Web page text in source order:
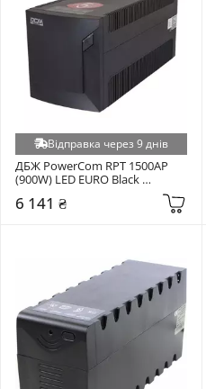
Відправка через 9 днів
ДБЖ PowerCom RPT 1500AP
(900W) LED EURO Black
6 141 ₴